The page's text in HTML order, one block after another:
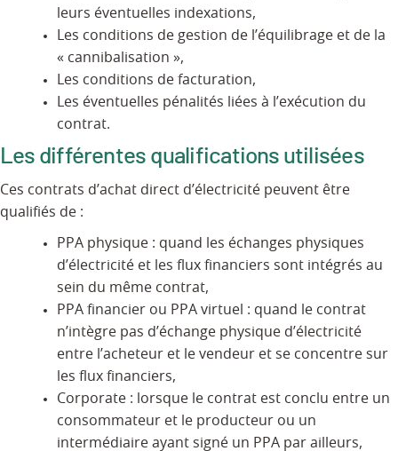
leurs éventuelles indexations,
Les conditions de gestion de l’équilibrage et de la
« cannibalisation »,
Les conditions de facturation,
Les éventuelles pénalités liées à l’exécution du
contrat.
Les différentes qualifications utilisées
Ces contrats d’achat direct d’électricité peuvent être
qualifiés de :
PPA physique : quand les échanges physiques
d’électricité et les flux financiers sont intégrés au
sein du même contrat,
PPA financier ou PPA virtuel : quand le contrat
n’intègre pas d’échange physique d’électricité
entre l’acheteur et le vendeur et se concentre sur
les flux financiers,
Corporate : lorsque le contrat est conclu entre un
consommateur et le producteur ou un
intermédiaire ayant signé un PPA par ailleurs,